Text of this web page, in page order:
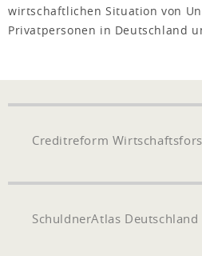
wirtschaftlichen Situation von
Privatpersonen in Deutschland
Creditreform
SchuldnerAtlas Deutschland